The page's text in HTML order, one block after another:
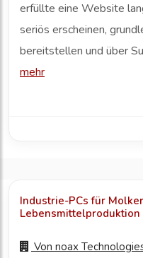
erfüllte eine Website
seriös erscheinen,
bereitstellen und über
mehr
Industrie-PCs für
Von noax